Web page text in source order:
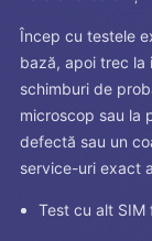
Încep cu testele
bază, apoi trec la
schimburi de
microscop sau la
defectă sau un
service-uri exact
Test cu alt